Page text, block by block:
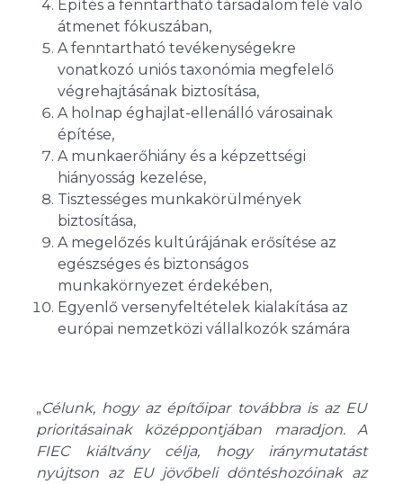
Építés a fenntartható társadalom felé való
átmenet fókuszában,
A fenntartható tevékenységekre
vonatkozó uniós taxonómia megfelelő
végrehajtásának biztosítása,
A holnap éghajlat-ellenálló városainak
építése,
A munkaerőhiány és a képzettségi
hiányosság kezelése,
Tisztességes munkakörülmények
biztosítása,
A megelőzés kultúrájának erősítése az
egészséges és biztonságos
munkakörnyezet érdekében,
Egyenlő versenyfeltételek kialakítása az
európai nemzetközi vállalkozók számára
„Célunk, hogy az építőipar továbbra is az EU
prioritásainak középpontjában maradjon. A
FIEC kiáltvány célja, hogy iránymutatást
nyújtson az EU jövőbeli döntéshozóinak az